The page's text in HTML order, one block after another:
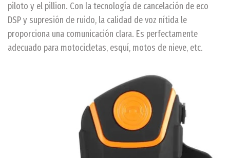
piloto y el pillion. Con la tecnología de cancelación de eco
DSP y supresión de ruido, la calidad de voz nítida le
proporciona una comunicación clara. Es perfectamente
adecuado para motocicletas, esquí, motos de nieve, etc.